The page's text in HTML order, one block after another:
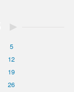
►
5
12
19
26